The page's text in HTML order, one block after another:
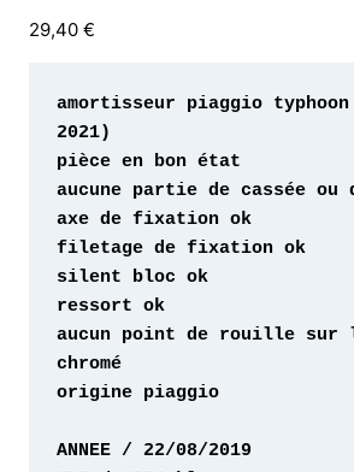
29,40 €
amortisseur piaggio
aucun point de rouille sur
origine piaggio